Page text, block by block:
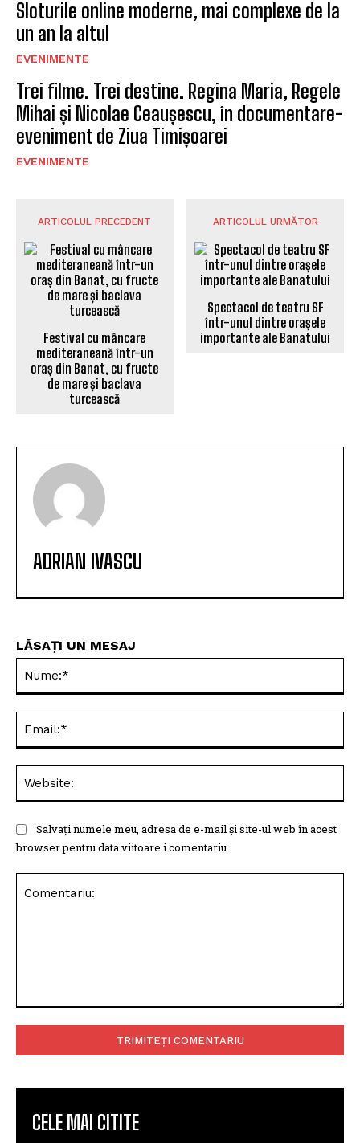
Sloturile online moderne, mai complexe de la
un an la altul
EVENIMENTE
Trei filme. Trei destine. Regina Maria, Regele
Mihai și Nicolae Ceaușescu, în documentare-
eveniment de Ziua Timișoarei
EVENIMENTE
ARTICOLUL PRECEDENT
Festival cu mâncare
mediteraneană într-un
oraș din Banat, cu fructe
de mare și baclava
turcească
ARTICOLUL URMĂTOR
Spectacol de teatru SF
într-unul dintre orașele
importante ale Banatului
ADRIAN IVASCU
LĂSAȚI UN MESAJ
Salvați numele meu, adresa de e-mail și site-ul web în acest
browser pentru data viitoare i comentariu.
CELE MAI CITITE